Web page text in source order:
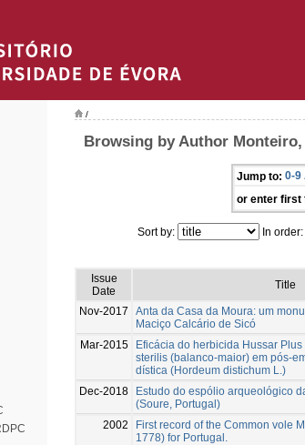
/
Browsing by Author
Jump to: 0-9
or enter first
Sort by: In order:
Issue
Date
Title
Nov-2017
Anta da Casa da Moura: um
Maciço Calcário de Sicó
Mar-2015
Eficácia do herbicida Hussar
sterilis (balanco-maior) em pós-
dística (Hordeum distichum L.)
Dec-2018
Estudo do espólio arqueológico
(Soure, Portugal)
2002
First record of the Common vole
1778) for Portugal.